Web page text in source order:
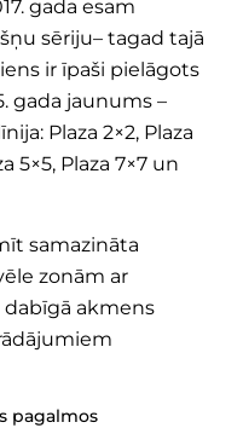
gada esam
sēriju– tagad tajā
ir īpaši pielāgots
gada jaunums –
Plaza 2×2, Plaza
5×5, Plaza 7×7 un
samazināta
zonām ar
dabīgā akmens
pagalmos